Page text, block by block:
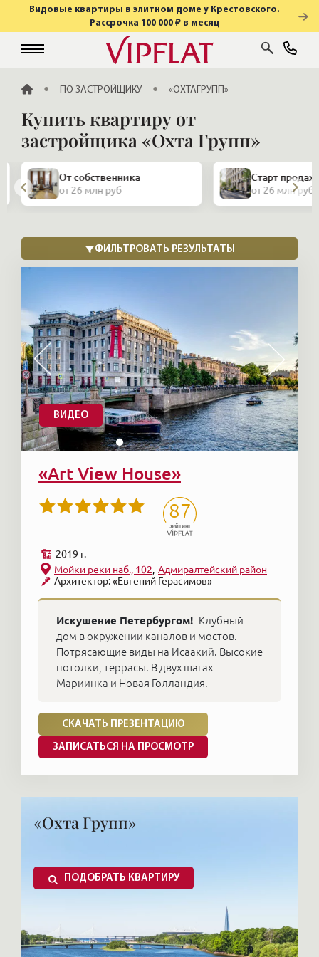
Видовые квартиры в элитном доме у Крестовского.
Рассрочка 100 000 ₽ в месяц
ГЛАВНАЯПО ЗАСТРОЙЩИКУ «ОХТАГРУПП»
Купить квартиру от
застройщика «Охта Групп»
От собственника
от 26 млн руб
Старт продаж
от 26 млн руб
ВИДЕО
«Art View House»
87
2019 г.
Архитектор: «Евгений Герасимов»
Мойки реки наб., 102 Адмиралтейский район
Искушение Петербургом! Клубный
дом в окружении каналов и мостов.
Потрясающие виды на Исаакий. Высокие
потолки, террасы. В двух шагах
Мариинка и Новая Голландия.
СКАЧАТЬ ПРЕЗЕНТАЦИЮ
ЗАПИСАТЬСЯ НА ПРОСМОТР
«Охта Групп»
ПОДОБРАТЬ КВАРТИРУ